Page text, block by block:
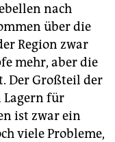
nach
über die
Region zwar
mehr, aber die
Der Großteil der
Lagern für
ist zwar ein
viele Probleme,